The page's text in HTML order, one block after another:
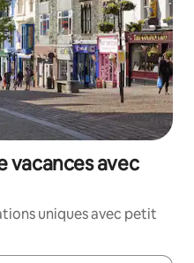
vacances avec
uniques avec petit